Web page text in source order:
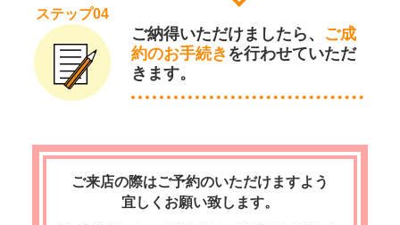
ステップ04
ご納得いただけましたら、 ご成
約のお手続き を行わせていただ
きます。
ご来店の際はご予約のいただけますよう
宜しくお願い致します。